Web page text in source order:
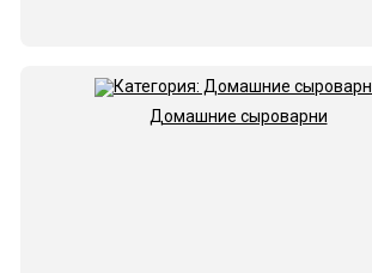
Домашние сыроварни